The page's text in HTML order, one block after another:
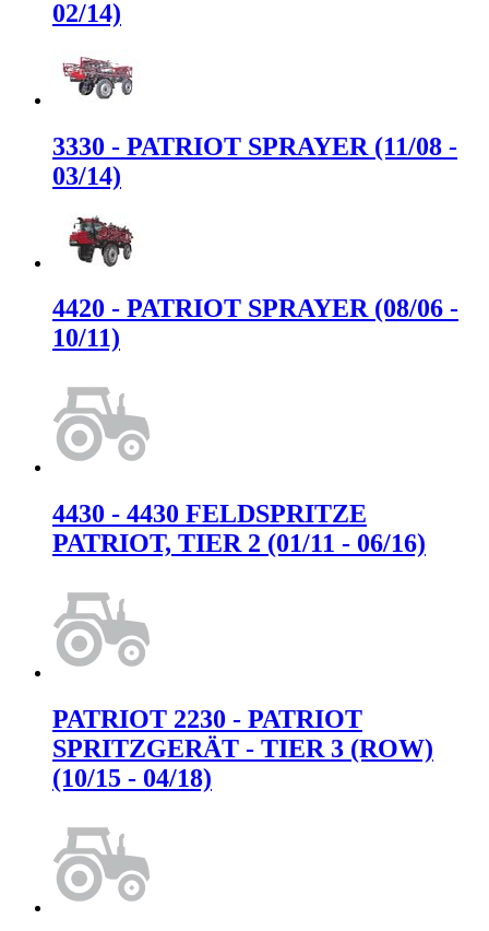
02/14)
3330 - PATRIOT SPRAYER (11/08 -
03/14)
4420 - PATRIOT SPRAYER (08/06 -
10/11)
4430 - 4430 FELDSPRITZE
PATRIOT, TIER 2 (01/11 - 06/16)
PATRIOT 2230 - PATRIOT
SPRITZGERÄT - TIER 3 (ROW)
(10/15 - 04/18)